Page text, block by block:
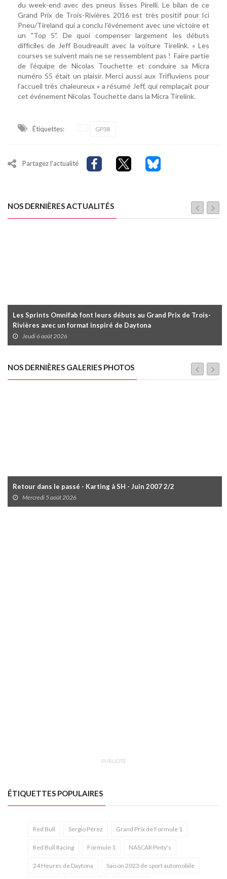
du week-end avec des pneus lisses Pirelli. Le bilan de ce
Grand Prix de Trois-Rivières 2016 est très positif pour Ici
Pneu/Tireland qui a conclu l'événement avec une victoire et
un "Top 5". De quoi compenser largement les débuts
difficiles de Jeff Boudreault avec la voiture Tirelink. « Les
courses se suivent mais ne se ressemblent pas ! Faire partie
de l’équipe de Nicolas Touchette et conduire sa Micra
numéro 55 était un plaisir. Merci aussi aux Trifluviens pour
l’accueil très chaleureux » a résumé Jeff, qui remplaçait pour
cet événement Nicolas Touchette dans la Micra Tirelink.
Étiquettes: GP3R
Partagez l'actualité
NOS DERNIÈRES ACTUALITÉS
Les Sprints Omnifab font leurs débuts au Grand Prix de Trois-
Rivières avec un format inspiré de Daytona
Jeudi 6 août 2026
NOS DERNIÈRES GALERIES PHOTOS
Retour dans le passé - Karting à SH - Juin 2007 2/2
Mercredi 5 août 2026
PUBLICITÉ
ÉTIQUETTES POPULAIRES
Red Bull Sergio Pérez Grand Prix de Formule 1
Red Bull Racing Formule 1 NASCAR Pinty's
24 Heures de Daytona Saison 2023 de sport automobile